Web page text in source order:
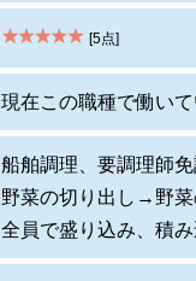
[5点]
現在この職種で働いて
船舶調理、要調理師
野菜の切り出し→野
全員で盛り込み、積